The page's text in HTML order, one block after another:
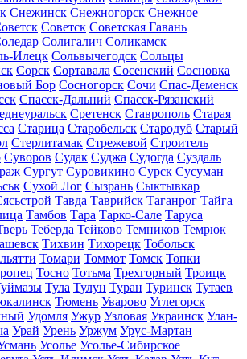
Снежинск Снежногорск Снежное
Советск Советская Гавань
Солигалич Соликамск
Илецк Сольвычегодск Сольцы
Сорск Сортавала Сосенский Сосновка
Бор Сосногорск Сочи Спас-Деменск
Спасск-Дальний Спасск-Рязанский
Сретенск Ставрополь Старая
Старица Старобельск Стародуб Старый
Стерлитамак Стрежевой Строитель
Суворов Судак Суджа Судогда Суздаль
Сургут Суровикино Сурск Сусуман
Сухой Лог Сызрань Сыктывкар
Тавда Таврийск Таганрог Тайга
Тамбов Тара Тарко-Сале Таруса
Теберда Тейково Темников Темрюк
Тихвин Тихорецк Тобольск
Томари Томмот Томск Топки
Тосно Тотьма Трехгорный Троицк
Тула Тулун Туран Туринск Тутаев
Тюмень Уварово Углегорск
Удомля Ужур Узловая Украинск Улан-
Урай Урень Уржум Урус-Мартан
Усолье Усолье-Сибирское